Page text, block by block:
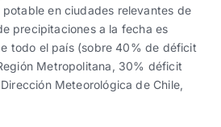
en ciudades relevantes de
precipitaciones a la fecha es
todo el país (sobre 40% de déficit
Metropolitana, 30% déficit
Meteorológica de Chile,